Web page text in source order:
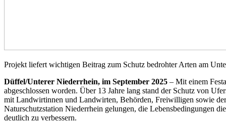
Projekt liefert wichtigen Beitrag zum Schutz bedrohter Arten am
Düffel/Unterer Niederrhein, im September 2025 – Mit einem
abgeschlossen worden. Über 13 Jahre lang stand der Schutz von
mit Landwirtinnen und Landwirten, Behörden, Freiwilligen sowie
Naturschutzstation Niederrhein gelungen, die Lebensbedingungen
deutlich zu verbessern.